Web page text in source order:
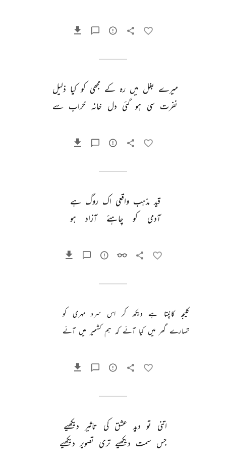
میرے بغل میں رہ کے مجھی کو کیا ذلیل
نفرت سی ہو گئی دل خانہ خراب سے
قید مذہب واقعی اک روگ ہے
آدمی
کو چاہئے آزاد ہو
کلیجہ کانپتا ہے دیکھ کر اس سرد مہری
کو
تمہارے گھر میں کیا آئے کہ ہم کشمیر میں آئے
اتنی تو دید عشق کی تاثیر
دیکھیے
جس سمت دیکھیے تری تصویر دیکھیے